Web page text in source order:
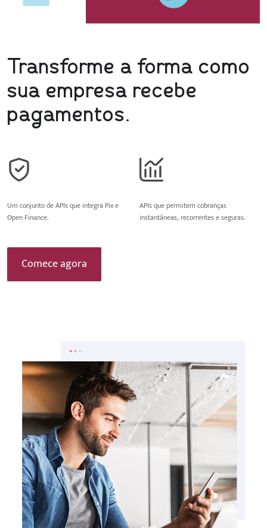
Transforme a forma como
sua empresa recebe
pagamentos.
Um conjunto de APIs que integra Pix e
Open Finance.
APIs que permitem cobranças
instantâneas, recorrentes e seguras.
Comece agora